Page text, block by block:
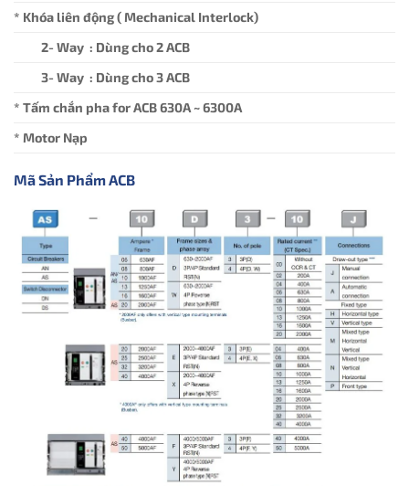
* Khóa liên động ( Mechanical Interlock)
2- Way : Dùng cho 2 ACB
3- Way : Dùng cho 3 ACB
* Tấm chắn pha for ACB 630A ~ 6300A
* Motor Nạp
Mã Sản Phẩm ACB